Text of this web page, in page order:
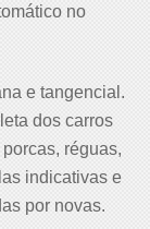
no
e tangencial.
dos carros
réguas,
indicativas e
por novas.